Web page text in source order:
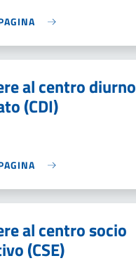
al centro diurno
(CDI)
al centro socio
(CSE)